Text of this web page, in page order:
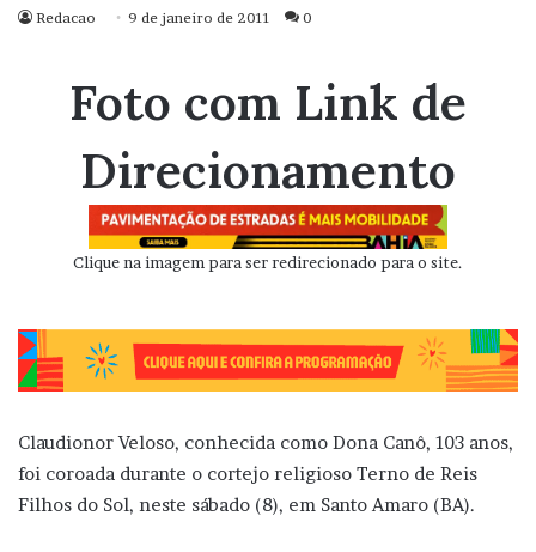
Redacao 9 de janeiro de 2011 0
Foto com Link de
Direcionamento
Clique na imagem para ser redirecionado para o site.
Claudionor Veloso, conhecida como Dona Canô, 103 anos,
foi coroada durante o cortejo religioso Terno de Reis
Filhos do Sol, neste sábado (8), em Santo Amaro (BA).